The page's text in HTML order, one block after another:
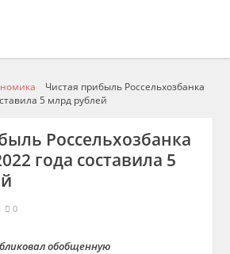
Чистая прибыль Россельхозбанка
5 млрд рублей
Россельхозбанка
года составила 5
0
обобщенную